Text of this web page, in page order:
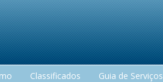
Classificados
Guia de Serviços